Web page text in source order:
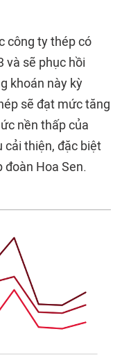
công ty thép có
và sẽ phục hồi
khoán này kỳ
sẽ đạt mức tăng
nền thấp của
cải thiện, đặc biệt
đoàn Hoa Sen.